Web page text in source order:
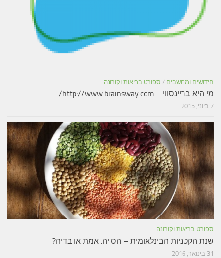
חידושים ומחשבים / ספורט בריאות וקורונה
מי היא בריינסווי – http://www.brainsway.com/
7 ביוני, 2015
ספורט בריאות וקורונה
שנת הקטניות הבינלאומית – הסויה: אמת או בדיה?
31 בינואר, 2016